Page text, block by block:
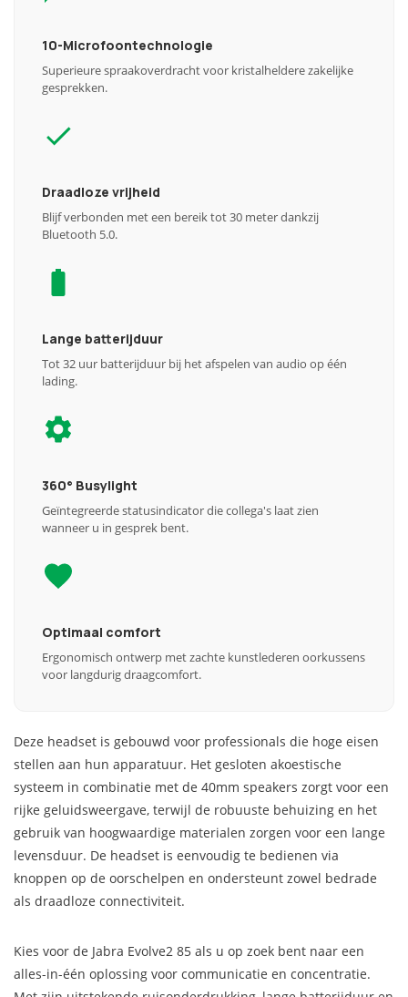
10-Microfoontechnologie
Superieure spraakoverdracht voor kristalheldere zakelijke
gesprekken.
Draadloze vrijheid
Blijf verbonden met een bereik tot 30 meter dankzij
Bluetooth 5.0.
Lange batterijduur
Tot 32 uur batterijduur bij het afspelen van audio op één
lading.
360° Busylight
Geïntegreerde statusindicator die collega's laat zien
wanneer u in gesprek bent.
Optimaal comfort
Ergonomisch ontwerp met zachte kunstlederen oorkussens
voor langdurig draagcomfort.
Deze headset is gebouwd voor professionals die hoge eisen
stellen aan hun apparatuur. Het gesloten akoestische
systeem in combinatie met de 40mm speakers zorgt voor een
rijke geluidsweergave, terwijl de robuuste behuizing en het
gebruik van hoogwaardige materialen zorgen voor een lange
levensduur. De headset is eenvoudig te bedienen via
knoppen op de oorschelpen en ondersteunt zowel bedrade
als draadloze connectiviteit.
Kies voor de Jabra Evolve2 85 als u op zoek bent naar een
alles-in-één oplossing voor communicatie en concentratie.